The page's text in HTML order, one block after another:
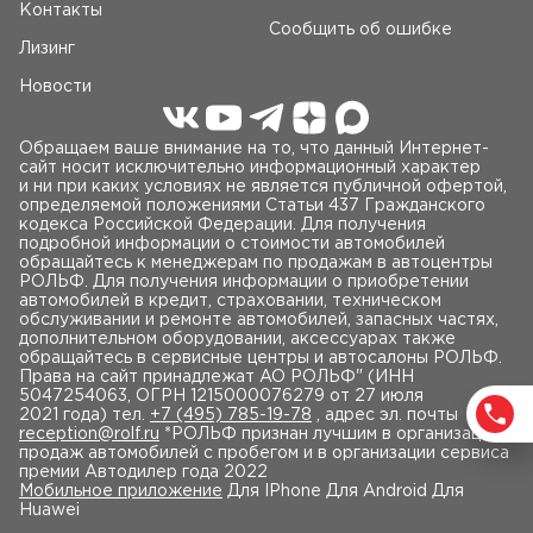
Контакты
Лизинг
Новости
Сообщить об ошибке
Обращаем ваше внимание на то, что данный Интернет-
сайт носит исключительно информационный характер
и ни при каких условиях не является публичной офертой,
определяемой положениями Статьи 437 Гражданского
кодекса Российской Федерации. Для получения
подробной информации о стоимости автомобилей
обращайтесь к менеджерам по продажам в автоцентры
РОЛЬФ. Для получения информации о приобретении
автомобилей в кредит, страховании, техническом
обслуживании и ремонте автомобилей, запасных частях,
дополнительном оборудовании, аксессуарах также
обращайтесь в сервисные центры и автосалоны РОЛЬФ.
Права на сайт принадлежат AO РОЛЬФ" (ИНН
5047254063, ОГРН 1215000076279 от 27 июля
2021 года) тел. +7 (495) 785-19-78 , адрес эл. почты
reception@rolf.ru *РОЛЬФ признан лучшим в организации
продаж автомобилей с пробегом и в организации сервиса
премии Автодилер года 2022
Мобильное приложение Для IPhone Для Android Для
Huawei